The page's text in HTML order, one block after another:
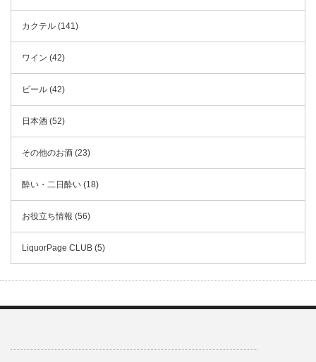
カクテル (141)
ワイン (42)
ビール (42)
日本酒 (52)
その他のお酒 (23)
酔い・二日酔い (18)
お役立ち情報 (56)
LiquorPage CLUB (5)